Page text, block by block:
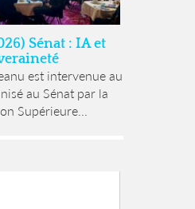
Sénat : IA et
est intervenue au
au Sénat par la
Supérieure...